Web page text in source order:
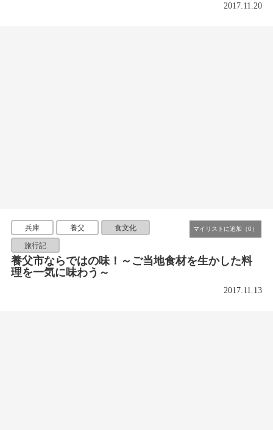
2017.11.20
兵庫 養父 食文化
旅行記
養父市ならではの味！～ご当地食材を生かした料
理を一気に味わう～
2017.11.13